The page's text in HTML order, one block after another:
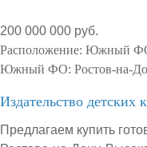
200 000 000 руб.
Расположение: Южный
Южный ФО: Ростов-на-
Издательство детских
Предлагаем купить